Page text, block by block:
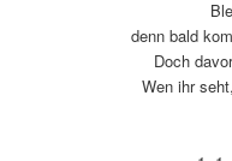
denn bald
Doch
Wen ihr